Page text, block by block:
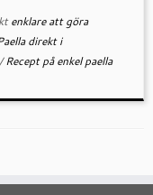
enklare att göra
direkt i
/Recept på enkel paella